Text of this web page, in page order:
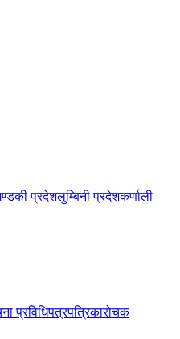
प्रदेशलुम्बिनी प्रदेशकर्णाली
प्रविधिपत्रपत्रिकारोचक